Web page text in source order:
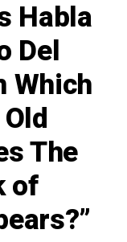
Voice
Was
Heard
Ramah,
Weeping
and
Bitter
Wailing!”
Habla
Del
Which
The
of